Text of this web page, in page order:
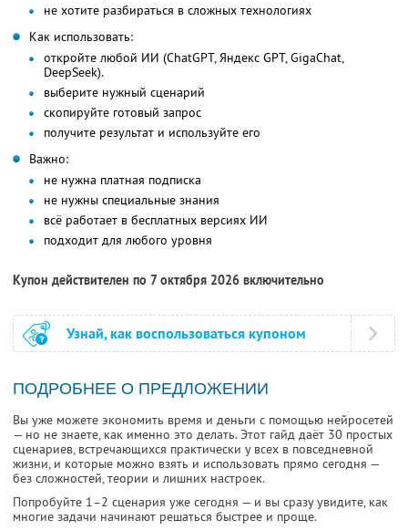
не хотите разбираться в сложных технологиях
Как использовать:
откройте любой ИИ (ChatGPT, Яндекс GPT, GigaChat,
DeepSeek).
выберите нужный сценарий
скопируйте готовый запрос
получите результат и используйте его
Важно:
не нужна платная подписка
не нужны специальные знания
всё работает в бесплатных версиях ИИ
подходит для любого уровня
Купон действителен по 7 октября 2026 включительно
Узнай, как воспользоваться купоном
ПОДРОБНЕЕ О ПРЕДЛОЖЕНИИ
Вы уже можете экономить время и деньги с помощью нейросетей
— но не знаете, как именно это делать. Этот гайд даёт 30 простых
сценариев, встречающихся практически у всех в повседневной
жизни, и которые можно взять и использовать прямо сегодня —
без сложностей, теории и лишних настроек.
Попробуйте 1–2 сценария уже сегодня — и вы сразу увидите, как
многие задачи начинают решаться быстрее и проще.